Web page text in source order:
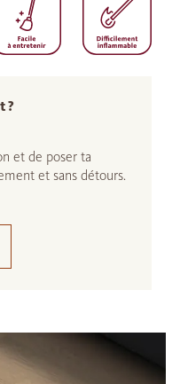
?
et de poser ta
et sans détours.